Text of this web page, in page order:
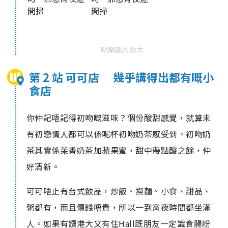
點擊圖片放大
第 2 站 可可店 幾乎講得出都有嘅小
食店
你仲記唔記得初吻嘅滋味？個份酸甜感覺，就算未
有初戀情人都可以係呢杯初吻奶茶感受到。初吻奶
茶其實係茉香奶茶加蘋果蜜，甜中帶點酸之餘，仲
好清新。
可可唔止有台式飲品，炒飯、撈麵、小食、甜品、
粥都有，而且價錢唔貴，所以一到宵夜時間都坐滿
人。如果有讀港大又有住Hall既朋友一定識食腸粉